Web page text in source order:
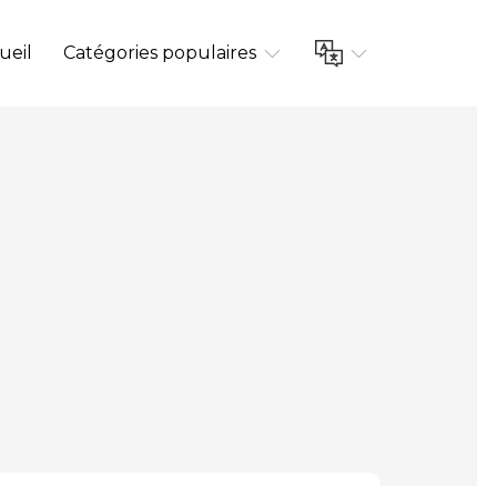
Catégories populaires